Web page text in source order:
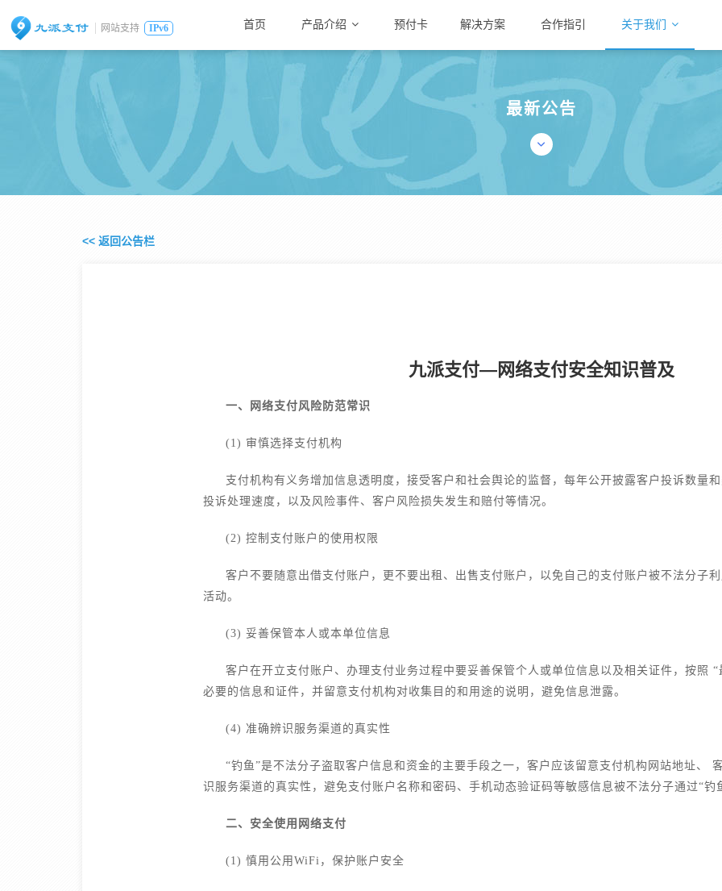
网站支持 IPv6 首页 产品介绍 预付卡 解决方案 合作指引 关于我们
最新公告
<< 返回公告栏
九派支付—网络支付安全知识普及
一、网络支付风险防范常识
(1) 审慎选择支付机构
支付机构有义务增加信息透明度，接受客户和社会舆论的监督，每年公开披露客户投诉数量
投诉处理速度，以及风险事件、客户风险损失发生和赔付等情况。
(2) 控制支付账户的使用权限
客户不要随意出借支付账户，更不要出租、出售支付账户，以免自己的支付账户被不法分子
活动。
(3) 妥善保管本人或本单位信息
客户在开立支付账户、办理支付业务过程中要妥善保管个人或单位信息以及相关证件，按照
必要的信息和证件，并留意支付机构对收集目的和用途的说明，避免信息泄露。
(4) 准确辨识服务渠道的真实性
“钓鱼”是不法分子盗取客户信息和资金的主要手段之一，客户应该留意支付机构网站地址、
识服务渠道的真实性，避免支付账户名称和密码、手机动态验证码等敏感信息被不法分子通过“钓
二、安全使用网络支付
(1) 慎用公用WiFi，保护账户安全